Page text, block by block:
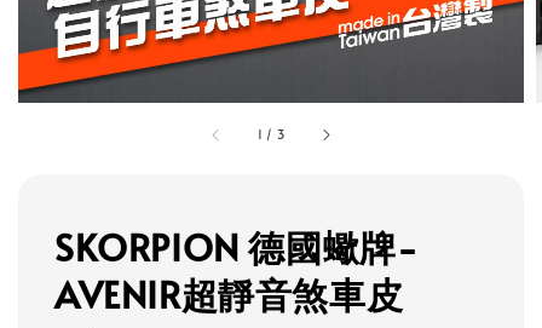
1 / 3
SKORPION 德國蠍牌-
AVENIR超靜音煞車皮